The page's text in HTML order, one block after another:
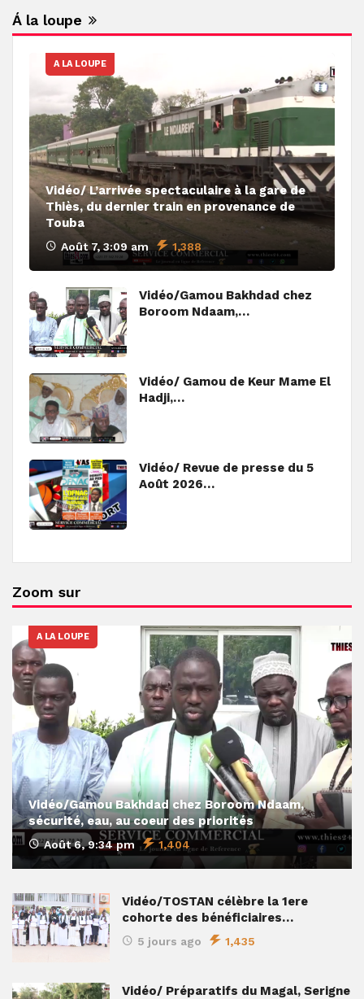
Á la loupe
A LA LOUPE
Vidéo/ L’arrivée spectaculaire à la gare de
Thiès, du dernier train en provenance de
Touba
Août 7, 3:09 am 1,388
Vidéo/Gamou Bakhdad chez
Boroom Ndaam,…
Vidéo/ Gamou de Keur Mame El
Hadji,…
Vidéo/ Revue de presse du 5
Août 2026…
Zoom sur
A LA LOUPE
Vidéo/Gamou Bakhdad chez Boroom Ndaam,
sécurité, eau, au coeur des priorités
Août 6, 9:34 pm 1,404
Vidéo/TOSTAN célèbre la 1ere
cohorte des bénéficiaires…
5 jours ago 1,435
Vidéo/ Préparatifs du Magal, Serigne